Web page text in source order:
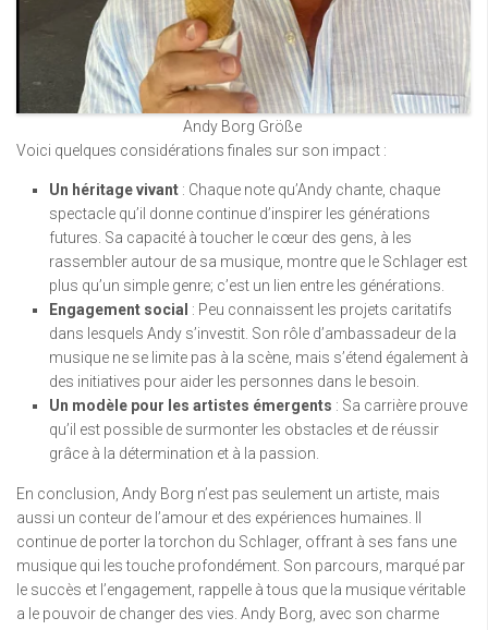
Andy Borg Größe
Voici quelques considérations finales sur son impact :
Un héritage vivant : Chaque note qu’Andy chante, chaque
spectacle qu’il donne continue d’inspirer les générations
futures. Sa capacité à toucher le cœur des gens, à les
rassembler autour de sa musique, montre que le Schlager est
plus qu’un simple genre; c’est un lien entre les générations.
Engagement social : Peu connaissent les projets caritatifs
dans lesquels Andy s’investit. Son rôle d’ambassadeur de la
musique ne se limite pas à la scène, mais s’étend également à
des initiatives pour aider les personnes dans le besoin.
Un modèle pour les artistes émergents : Sa carrière prouve
qu’il est possible de surmonter les obstacles et de réussir
grâce à la détermination et à la passion.
En conclusion, Andy Borg n’est pas seulement un artiste, mais
aussi un conteur de l’amour et des expériences humaines. Il
continue de porter la torchon du Schlager, offrant à ses fans une
musique qui les touche profondément. Son parcours, marqué par
le succès et l’engagement, rappelle à tous que la musique véritable
a le pouvoir de changer des vies. Andy Borg, avec son charme